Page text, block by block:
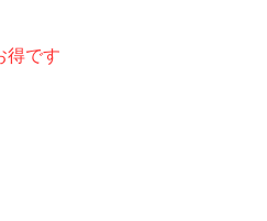
得です